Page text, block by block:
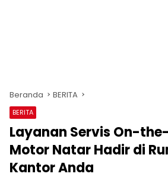
Beranda BERITA
BERITA
Layanan Servis On-
Motor Natar Hadir di
Kantor Anda